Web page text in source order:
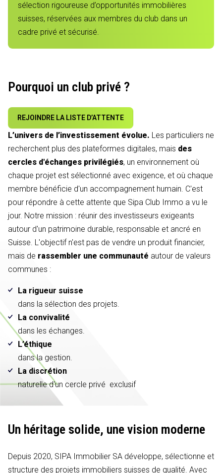
sélection rigoureuse d’opportunités immobilières
suisses, réservées aux membres du club dans un
cadre privé et sécurisé.
Pourquoi un club privé ?
REJOINDRE LA LISTE D’ATTENTE
L’univers de l’investissement évolue. Les particuliers ne
recherchent plus des plateformes digitales, mais des
cercles d'échanges privilégiés, un environnement où
chaque projet est sélectionné avec exigence, et où chaque
membre bénéficie d'un accompagnement humain. C'est
pour répondre à cette attente que Sipa Club Immo a vu le
jour. Notre mission : réunir des investisseurs exigeants
autour d'un patrimoine durable, responsable et ancré en
Suisse. L'objectif n'est pas de vendre un produit financier,
mais de rassembler une communauté autour de valeurs
communes :
La rigueur suisse
dans la sélection des projets.
La convivalité
dans les échanges.
L’éthique
dans la gestion.
La discrétion
naturelle d'un cercle privé exclusif
Un héritage solide, une vision moderne
Depuis 2020, SIPA Immobilier SA développe, sélectionne et
structure des projets immobiliers suisses de qualité. Avec